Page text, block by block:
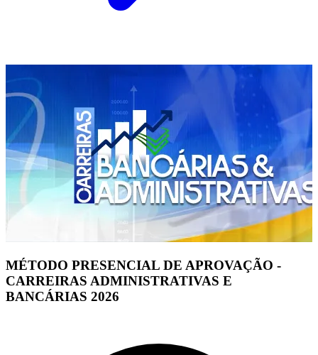
MÉTODO PRESENCIAL DE APROVAÇÃO -
CARREIRAS ADMINISTRATIVAS E
BANCÁRIAS 2026